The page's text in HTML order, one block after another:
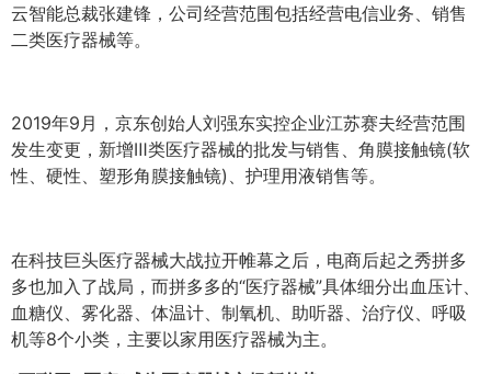
云智能总裁张建锋，公司经营范围包括经营电信业务、销售
二类医疗器械等。
2019年9月，京东创始人刘强东实控企业江苏赛夫经营范围
发生变更，新增Ⅲ类医疗器械的批发与销售、角膜接触镜(软
性、硬性、塑形角膜接触镜)、护理用液销售等。
在科技巨头医疗器械大战拉开帷幕之后，电商后起之秀拼多
多也加入了战局，而拼多多的“医疗器械”具体细分出血压计、
血糖仪、雾化器、体温计、制氧机、助听器、治疗仪、呼吸
机等8个小类，主要以家用医疗器械为主。